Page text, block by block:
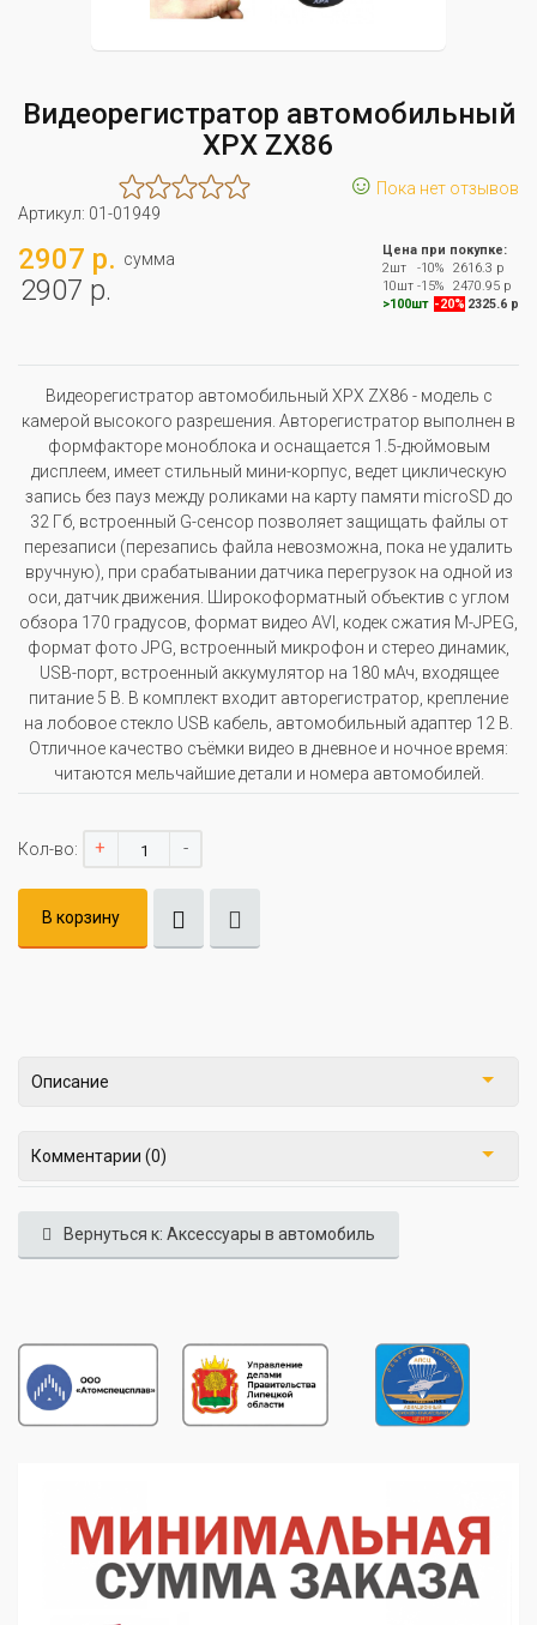
Видеорегистратор автомобильный
XPX ZX86
☺ Пока нет отзывов
Артикул: 01-01949
2907 р. сумма
2907 р.
Цена при покупке:
2шт
-10%
2616.3 р
10шт -15%
2470.95 р
>100шт -20% 2325.6 р
Видеорегистратор автомобильный XPX ZX86 - модель с
камерой высокого разрешения. Авторегистратор выполнен в
формфакторе моноблока и оснащается 1.5-дюймовым
дисплеем, имеет стильный мини-корпус, ведет циклическую
запись без пауз между роликами на карту памяти microSD до
32 Гб, встроенный G-сенсор позволяет защищать файлы от
перезаписи (перезапись файла невозможна, пока не удалить
вручную), при срабатывании датчика перегрузок на одной из
оси, датчик движения. Широкоформатный объектив с углом
обзора 170 градусов, формат видео AVI, кодек сжатия M-JPEG,
формат фото JPG, встроенный микрофон и стерео динамик,
USB-порт, встроенный аккумулятор на 180 мАч, входящее
питание 5 В. В комплект входит авторегистратор, крепление
на лобовое стекло USB кабель, автомобильный адаптер 12 В.
Отличное качество съёмки видео в дневное и ночное время:
читаются мельчайшие детали и номера автомобилей.
Кол-во: + -
В корзину
Описание
Комментарии (0)
Вернуться к: Аксессуары в автомобиль